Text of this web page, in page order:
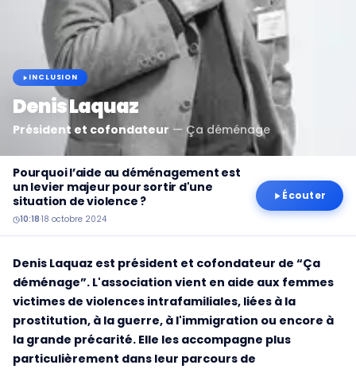
INCLUSION
Denis Laquaz
Président et cofondateur — Ça déménage
Pourquoi l’aide au déménagement est
un levier majeur pour sortir d'une
situation de violence ?
10:18·18 octobre 2024
Écouter
Denis Laquaz est président et cofondateur de “Ça
déménage”. L'association vient en aide aux femmes
victimes de violences intrafamiliales, liées à la
prostitution, à la guerre, à l'immigration ou encore à
la grande précarité. Elle les accompagne plus
particulièrement dans leur parcours de